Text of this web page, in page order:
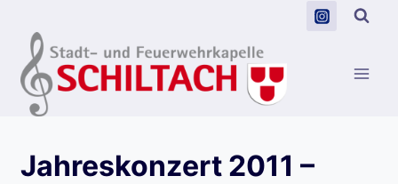
Inhalt
springen
Jahreskonzert 2011 –